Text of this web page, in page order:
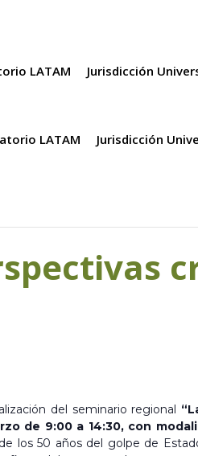
LATAM Jurisdicción
LATAM Jurisdicción
del seminario regional
de 9:00 a 14:30, con
los 50 años del golpe de